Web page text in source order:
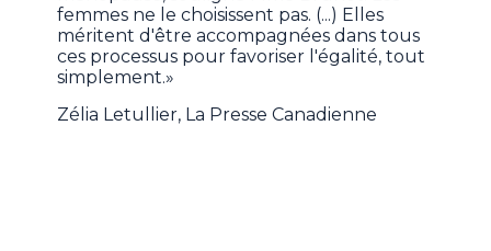
femmes ne le choisissent pas. (...) Elles
méritent d'être accompagnées dans tous
ces processus pour favoriser l'égalité, tout
simplement.»
Zélia Letullier, La Presse Canadienne